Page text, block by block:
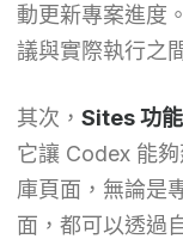
動更新專案進度
議與實際執行之
其次， Sites 功能
它讓 Codex 能
庫頁面，無論是
面，都可以透過